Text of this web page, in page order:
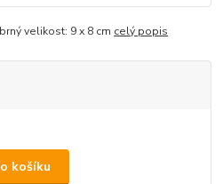
velikost: 9 x 8 cm celý popis
košíku